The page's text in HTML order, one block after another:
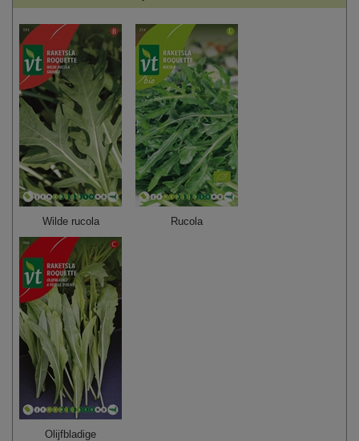
Wilde rucola Rucola
Olijfbladige